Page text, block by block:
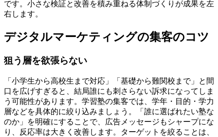
です。小さな検証と改善を積み重ねる体制づくりが成果を左
右します。
デジタルマーケティングの集客のコツ
狙う層を欲張らない
「小学生から高校生まで対応」「基礎から難関校まで」と間
口を広げすぎると、結局誰にも刺さらない訴求になってしま
う可能性があります。学習塾の集客では、学年・目的・学力
層などを具体的に絞り込みましょう。
「誰に選ばれたい塾な
のか」を明確にすること で、広告メッセージもシャープにな
り、反応率は大きく改善します。ターゲットを絞ることは、